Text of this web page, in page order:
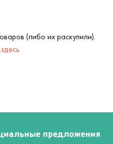
(либо их раскупили).
здесь
предложения